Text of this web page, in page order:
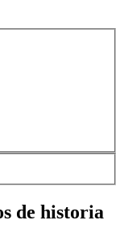
de historia